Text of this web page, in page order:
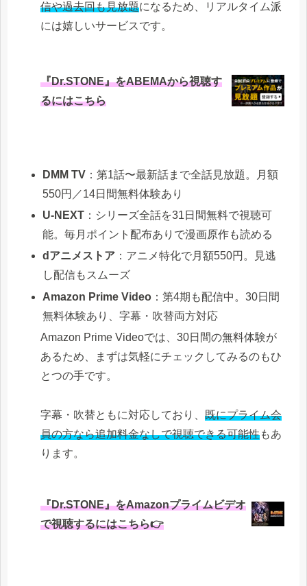
信や過去回も見放題になるため、リアルタイム派
には嬉しいサービスです。
『Dr.STONE』をABEMAから視聴す
るにはこちら
DMM TV ：第1話〜最新話まで全話見放題。月額
550円／14日間無料体験あり
U‑NEXT ：シリーズ全話を31日間無料で視聴可
能。毎月ポイント配布ありで漫画原作も読める
dアニメストア ：アニメ特化で月額550円。見逃
し配信もスムーズ
Amazon Prime Video ：第4期も配信中。30日間
無料体験あり、字幕・吹替両方対応
Amazon Prime Videoでは、30日間の無料体験が
あるため、まずは気軽にチェックしてみるのもひ
とつの手です。
字幕・吹替ともに対応しており、 既にプライム会
員の方なら追加料金なしで視聴できる可能性もあ
ります。
『Dr.STONE』をAmazonプライムビデオ
で視聴するにはこちら👉